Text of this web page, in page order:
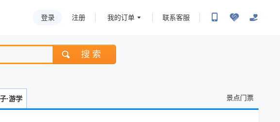
登录 注册 我的订单 联系客服
搜 索
·游学 景点门票